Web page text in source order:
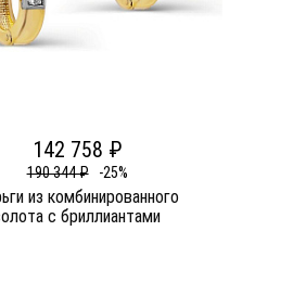
142 758 ₽
190 344 ₽ -25%
из комбинированного
c бриллиантами